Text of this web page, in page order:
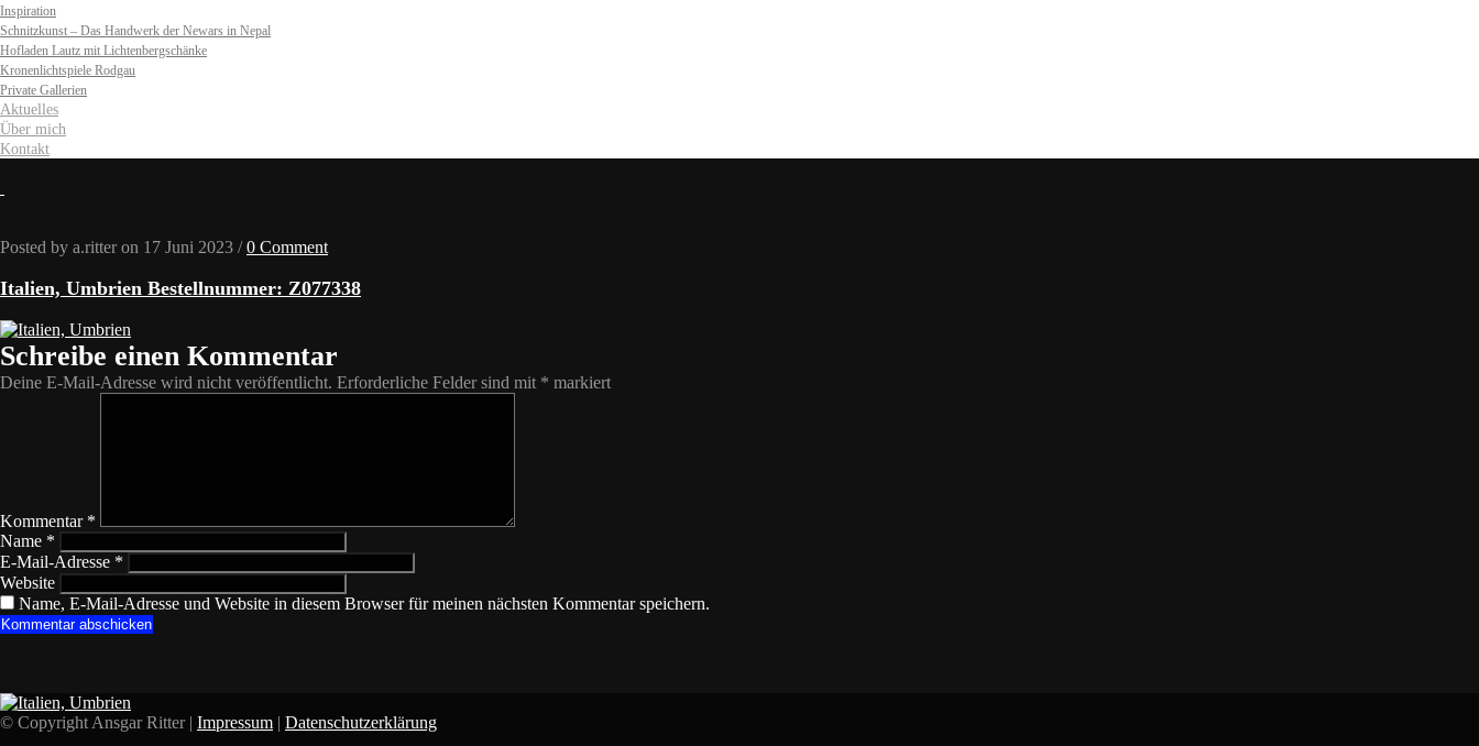
Inspiration
Schnitzkunst – Das Handwerk der Newars in Nepal
Hofladen Lautz mit Lichtenbergschänke
Kronenlichtspiele Rodgau
Private Gallerien
Aktuelles
Über mich
Kontakt
Posted by a.ritter on 17 Juni 2023 /0 Comment
Italien, Umbrien Bestellnummer: Z077338
Schreibe einen Kommentar
Deine E-Mail-Adresse wird nicht veröffentlicht. Erforderliche Felder sind mit * markiert
Kommentar *
Name *
E-Mail-Adresse *
Website
Name, E-Mail-Adresse und Website in diesem Browser für meinen nächsten Kommentar speichern.
© Copyright Ansgar Ritter | Impressum | Datenschutzerklärung